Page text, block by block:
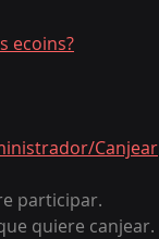
ecoins?
Canjear
participar.
quiere canjear.